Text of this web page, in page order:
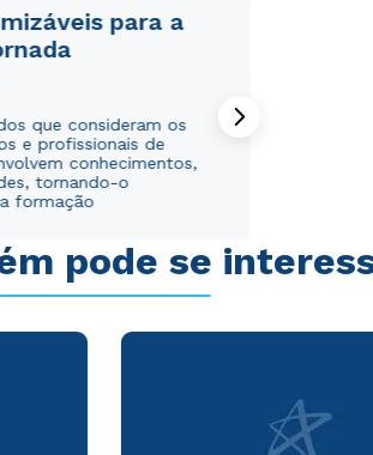
para a
que consideram os
e profissionais de
conhecimentos,
tornando-o
formação
pode se
e fácil
ou
com a
da Cruzeiro do Sul.
e fácil
ou
com a
da Cruzeiro do Sul.